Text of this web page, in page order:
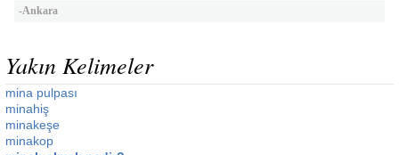
-Ankara
Yakın Kelimeler
mina pulpası
minahiş
minakeşe
minakop